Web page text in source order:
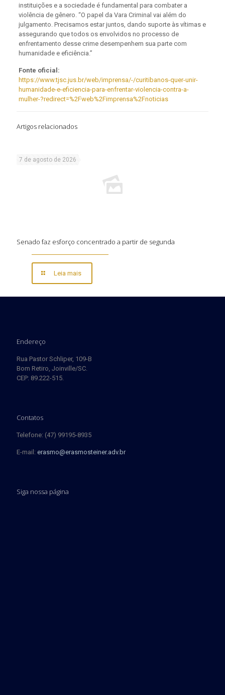
instituições e a sociedade é fundamental para combater a
violência de gênero. “O papel da Vara Criminal vai além do
julgamento. Precisamos estar juntos, dando suporte às vítimas e
assegurando que todos os envolvidos no processo de
enfrentamento desse crime desempenhem sua parte com
humanidade e eficiência.”
Fonte oficial:
https://www.tjsc.jus.br/web/imprensa/-/curitibanos-quer-unir-
humanidade-e-eficiencia-para-enfrentar-violencia-contra-a-
mulher-?redirect=%2Fweb%2Fimprensa%2Fnoticias
Artigos relacionados
7 de agosto de 2026
Senado faz esforço concentrado a partir de segunda
Leia mais
Endereço
Rua Pastor Schliper, 109-B
Bom Retiro, Joinville/SC.
CEP: 89.222-515.
Contatos
Telefone: (47) 99195-8935
E-mail: erasmo@erasmosteiner.adv.br
Siga nossa página